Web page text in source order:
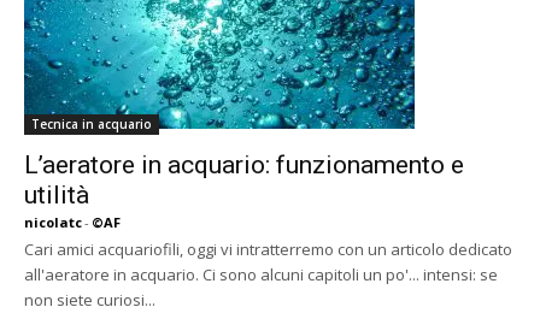
Tecnica in acquario
L’aeratore in acquario: funzionamento e
utilità
nicolatc- ©AF
Cari amici acquariofili, oggi vi intratterremo con un articolo dedicato
all'aeratore in acquario. Ci sono alcuni capitoli un po'... intensi: se
non siete curiosi...